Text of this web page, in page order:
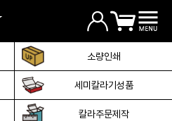
소량인쇄
세미칼라기성품
칼라주문제작